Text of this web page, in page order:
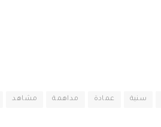
سنية عمادة مداهمة مشاهد